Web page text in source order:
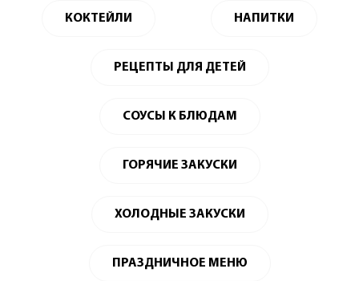
КОКТЕЙЛИ НАПИТКИ
РЕЦЕПТЫ ДЛЯ ДЕТЕЙ
СОУСЫ К БЛЮДАМ
ГОРЯЧИЕ ЗАКУСКИ
ХОЛОДНЫЕ ЗАКУСКИ
ПРАЗДНИЧНОЕ МЕНЮ